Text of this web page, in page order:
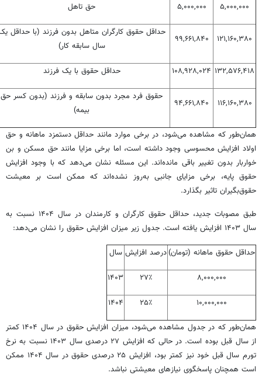
۵,۰۰۰,۰۰۰ ۵,۰۰۰,۰۰۰ حق تاهل
۱۲۱,۱۶۰,۳۸۰ ۹۹,۶۶۱,۸۴۰
حداقل حقوق کارگران متاهل بدون فرزند (با حداقل
سال سابقه کار)
۱۳۲,۵۷۶,۴۱۸ ۱۰۸,۹۲۸,۰۲۴ حداقل حقوق با یک فرزند
۱۱۶,۱۶۰,۳۸۰ ۹۴,۶۶۱,۸۴۰
حقوق فرد مجرد بدون سابقه و فرزند (بدون کسر حق
بیمه)
همان‌طور که مشاهده می‌شود، در برخی موارد مانند حداقل دستمزد ماهانه و حق
اولاد افزایش محسوسی وجود داشته است، اما برخی مزایا مانند حق مسکن و بن
خواربار بدون تغییر باقی مانده‌اند. این مسئله نشان می‌دهد که با وجود افزایش
حقوق پایه، برخی مزایای جانبی به‌روز نشده‌اند که ممکن است بر معیشت
حقوق‌بگیران تاثیر بگذارد.
طبق مصوبات جدید، حداقل حقوق کارگران و کارمندان در سال ۱۴۰۴ نسبت به
سال ۱۴۰۳ افزایش یافته است. جدول زیر میزان افزایش حقوق را نشان می‌دهد:
حداقل حقوق ماهانه (تومان)درصد افزایش سال
۸,۰۰۰,۰۰۰ ۲۷٪ ۱۴۰۳
۱۰,۰۰۰,۰۰۰ ۲۵٪ ۱۴۰۴
همان‌طور که در جدول مشاهده می‌شود، میزان افزایش حقوق در سال ۱۴۰۴ کمتر
از سال قبل بوده است. در حالی که افزایش ۲۷ درصدی سال ۱۴۰۳ نسبت به نرخ
تورم سال قبل خود نیز کمتر بود، افزایش ۲۵ درصدی حقوق در سال ۱۴۰۴ ممکن
است همچنان پاسخگوی نیازهای معیشتی نباشد.